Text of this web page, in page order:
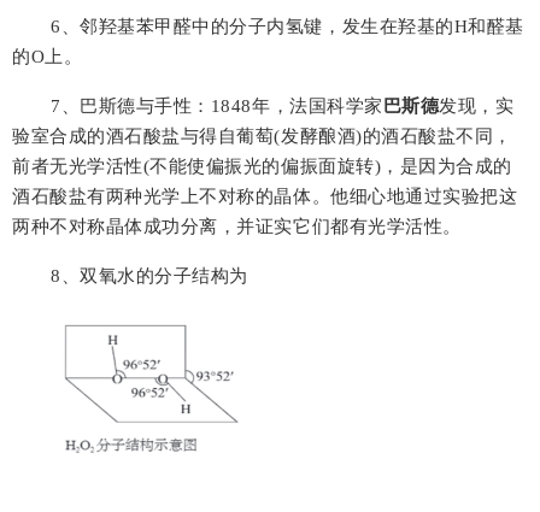
6 、邻羟基苯甲醛中的分子内氢键，发生在羟基的H和醛基
的O 上。
7 、巴斯德与手性： 1848年，法国科学家巴斯德发现，实
验室合成的酒石酸盐与得自葡萄(发酵酿酒)的酒石酸盐不同，
前者无光学活性(不能使偏振光的偏振面旋转)，是因为合成的
酒石酸盐有两种光学上不对称的晶体。他细心地通过实验把这
两种不对称晶体成功分离，并证实它们都有光学活性。
8 、双氧水的分子结构为